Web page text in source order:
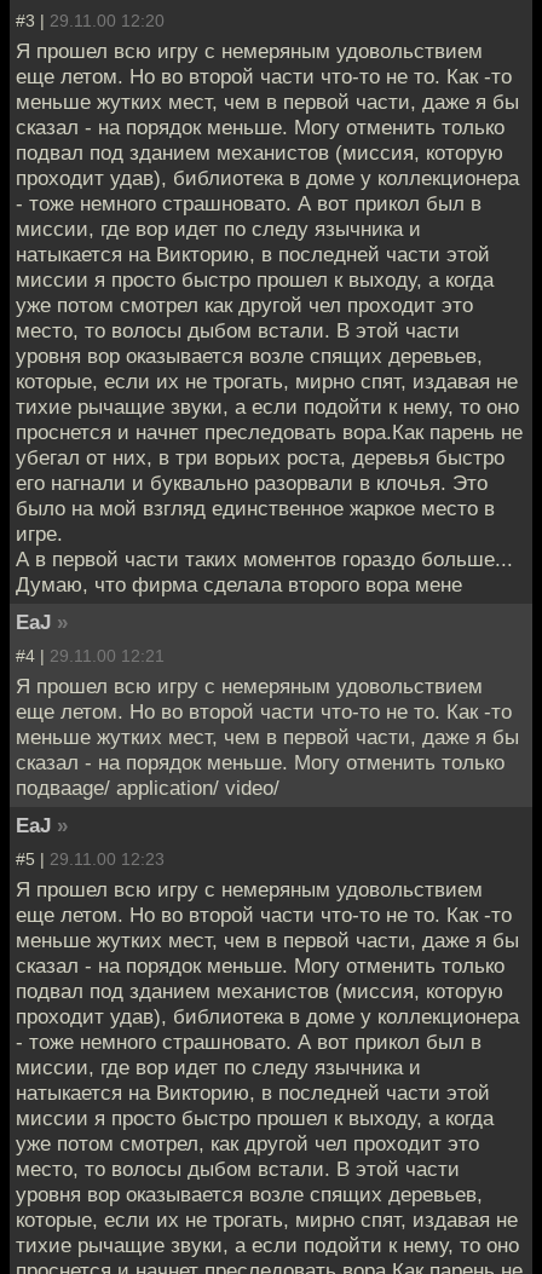
#3 | 29.11.00 12:20
Я прошел всю игру с немеряным удовольствием
еще летом. Но во второй части что-то не то. Как -то
меньше жутких мест, чем в первой части, даже я бы
сказал - на порядок меньше. Могу отменить только
подвал под зданием механистов (миссия, которую
проходит удав), библиотека в доме у коллекционера
- тоже немного страшновато. А вот прикол был в
миссии, где вор идет по следу язычника и
натыкается на Викторию, в последней части этой
миссии я просто быстро прошел к выходу, а когда
уже потом смотрел как другой чел проходит это
место, то волосы дыбом встали. В этой части
уровня вор оказывается возле спящих деревьев,
которые, если их не трогать, мирно спят, издавая не
тихие рычащие звуки, а если подойти к нему, то оно
проснется и начнет преследовать вора.Как парень не
убегал от них, в три ворьих роста, деревья быстро
его нагнали и буквально разорвали в клочья. Это
было на мой взгляд единственное жаркое место в
игре.
А в первой части таких моментов гораздо больше...
Думаю, что фирма сделала второго вора мене
EaJ »
#4 | 29.11.00 12:21
Я прошел всю игру с немеряным удовольствием
еще летом. Но во второй части что-то не то. Как -то
меньше жутких мест, чем в первой части, даже я бы
сказал - на порядок меньше. Могу отменить только
подваage/ application/ video/
EaJ »
#5 | 29.11.00 12:23
Я прошел всю игру с немеряным удовольствием
еще летом. Но во второй части что-то не то. Как -то
меньше жутких мест, чем в первой части, даже я бы
сказал - на порядок меньше. Могу отменить только
подвал под зданием механистов (миссия, которую
проходит удав), библиотека в доме у коллекционера
- тоже немного страшновато. А вот прикол был в
миссии, где вор идет по следу язычника и
натыкается на Викторию, в последней части этой
миссии я просто быстро прошел к выходу, а когда
уже потом смотрел, как другой чел проходит это
место, то волосы дыбом встали. В этой части
уровня вор оказывается возле спящих деревьев,
которые, если их не трогать, мирно спят, издавая не
тихие рычащие звуки, а если подойти к нему, то оно